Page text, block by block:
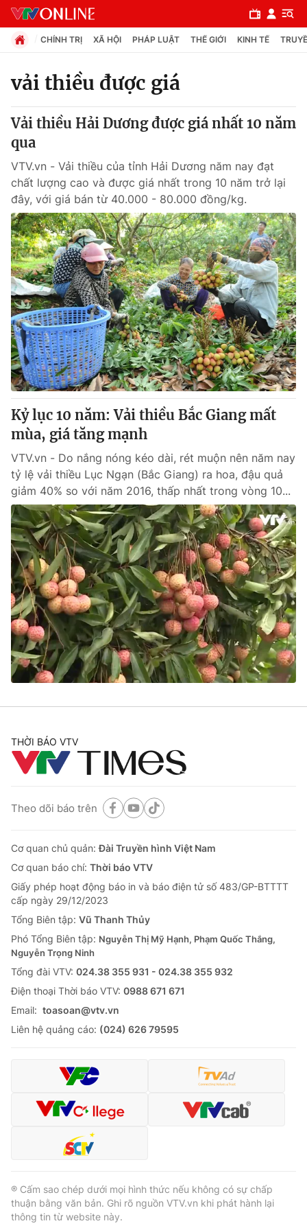
Chuyên mục
Chính trị
Xã hội
Pháp luật
Y tế
Thế giới
Tin tức
Thế giới đó đây
Câu chuyện quốc tế
Kinh tế
Tài chính
Thị trường
Góc doanh nghiệp
Dữ liệu và đời sống
Truyền hình
Phim VTV
Hậu trường
Nhân vật
Khán giả
Giải sao mai
Giải trí
Điện ảnh
Âm nhạc
Sao
Đời sống
Du lịch
Làm đẹp
Chất lượng cuộc sống
Giáo dục
Tuyển sinh
Học trực tuyến
Công nghệ
Hitech Công nghệ tương lai
Sản phẩm
Thị trường
Tư vấn
Giao lưu trực tuyến
Lịch phát sóng
Chuyên mục khác
Photo Infographic
Video Shorts video
VTV Money VTV Thể thao
VTV Sức khoẻ Bất động sản
Thị trường 24h
VTV4 Vươn mình bằng AI
VTV9
Theo dõi báo trên
CHÍNH TRỊ XÃ HỘI PHÁP LUẬT THẾ GIỚI KINH TẾ
vải thiều được giá
Vải thiều Hải Dương được giá nhất 10 năm
qua
VTV.vn - Vải thiều của tỉnh Hải Dương năm nay đạt
chất lượng cao và được giá nhất trong 10 năm trở lại
đây, với giá bán từ 40.000 - 80.000 đồng/kg.
Kỷ lục 10 năm: Vải thiều Bắc Giang mất
mùa, giá tăng mạnh
VTV.vn - Do nắng nóng kéo dài, rét muộn nên năm nay
tỷ lệ vải thiều Lục Ngạn (Bắc Giang) ra hoa, đậu quả
giảm 40% so với năm 2016, thấp nhất trong vòng 10...
THỜI BÁO VTV
Theo dõi báo trên
Cơ quan chủ quản:Đài Truyền hình Việt Nam
Cơ quan báo chí: Thời báo VTV
Giấy phép hoạt động báo in và báo điện tử số 483/GP-BTTTT
cấp ngày 29/12/2023
Tổng Biên tập: Vũ Thanh Thủy
Phó Tổng Biên tập: Nguyễn Thị Mỹ Hạnh, Phạm Quốc Thắng,
Nguyễn Trọng Ninh
Tổng đài VTV: 024.38 355 931 - 024.38 355 932
Ðiện thoại Thời báo VTV: 0988 671 671
Email: toasoan@vtv.vn
Liên hệ quảng cáo: (024) 626 79595
® Cấm sao chép dưới mọi hình thức nếu không có sự chấp
thuận bằng văn bản. Ghi rõ nguồn VTV.vn khi phát hành lại
thông tin từ website này.